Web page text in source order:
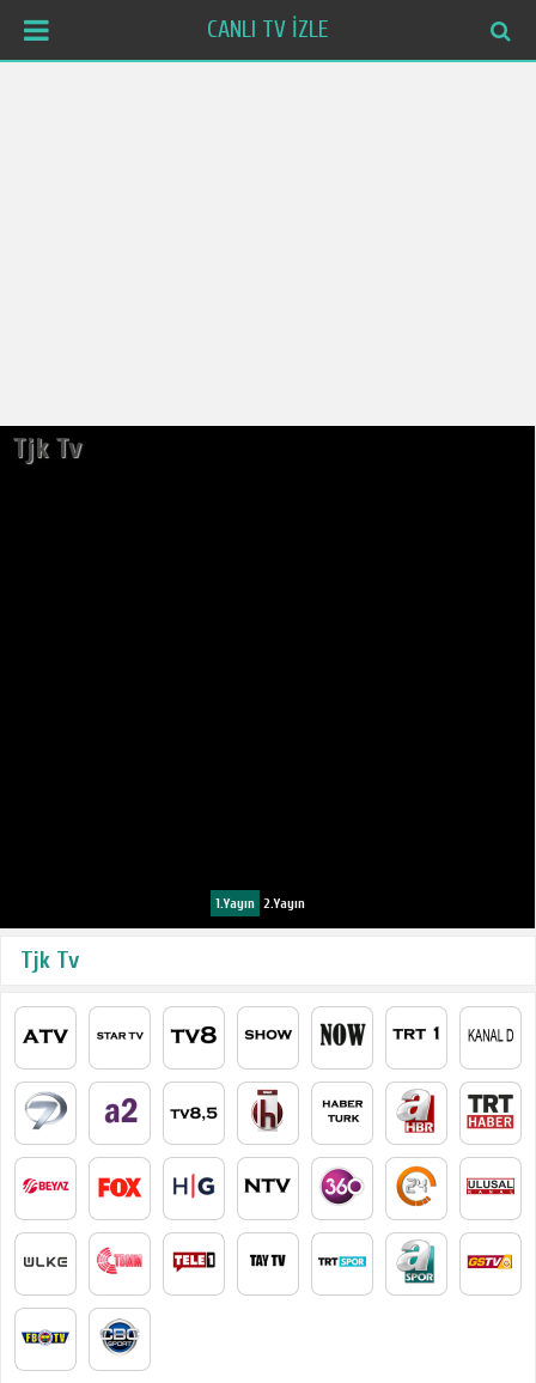
CANLI TV İZLE
Tjk Tv
1.Yayın 2.Yayın
Tjk Tv